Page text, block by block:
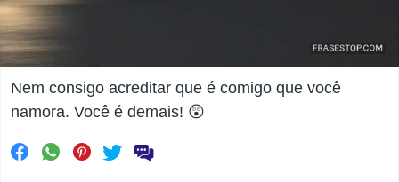
Nem consigo acreditar que é comigo que você
namora. Você é demais! 😲